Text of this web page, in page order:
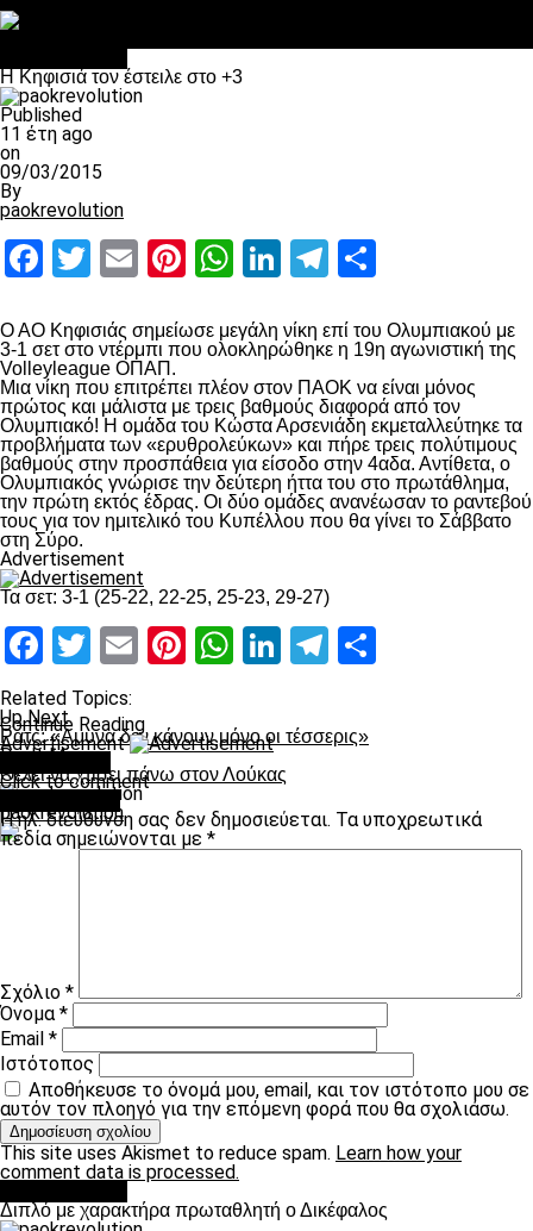
Η Κηφισιά τον έστειλε στο +3
Published
11 έτη ago
on
09/03/2015
By
paokrevolution
Facebook
Twitter
EmailPinterest
WhatsApp
LinkedIn
Telegram
Ο ΑΟ Κηφισιάς σημείωσε μεγάλη νίκη επί του Ολυμπιακού με
3-1 σετ στο ντέρμπι που ολοκληρώθηκε η 19η αγωνιστική της
Volleyleague ΟΠΑΠ.
Μια νίκη που επιτρέπει πλέον στον ΠΑΟΚ να είναι μόνος
πρώτος και μάλιστα με τρεις βαθμούς διαφορά από τον
Ολυμπιακό! H ομάδα του Κώστα Αρσενιάδη εκμεταλλεύτηκε τα
προβλήματα των «ερυθρολεύκων» και πήρε τρεις πολύτιμους
βαθμούς στην προσπάθεια για είσοδο στην 4αδα. Αντίθετα, ο
Ολυμπιακός γνώρισε την δεύτερη ήττα του στο πρωτάθλημα,
την πρώτη εκτός έδρας. Οι δύο ομάδες ανανέωσαν το ραντεβού
τους για τον ημιτελικό του Κυπέλλου που θα γίνει το Σάββατο
στη Σύρο.
Advertisement
Τα σετ: 3-1 (25-22, 22-25, 25-23, 29-27)
Facebook
Twitter
EmailPinterest
WhatsApp
LinkedIn
Telegram
Related Topics:
Up Next
Ρατς: «Αμυνα δεν κάνουν μόνο οι τέσσερις»
Don't Miss
Θέλει να χτίσει πάνω στον Λούκας
paokrevolution
Continue Reading
Advertisement
Click to comment
Η ηλ. διεύθυνση σας δεν δημοσιεύεται. Τα υποχρεωτικά
πεδία σημειώνονται με *
Σχόλιο *
Όνομα*
Email *
Ιστότοπος
Αποθήκευσε το όνομά μου, email, και τον ιστότοπο μου σε
αυτόν τον πλοηγό για την επόμενη φορά που θα σχολιάσω.
This site uses Akismet to reduce spam. Learn how your
comment data is processed.
Διπλό με χαρακτήρα πρωταθλητή ο Δικέφαλος